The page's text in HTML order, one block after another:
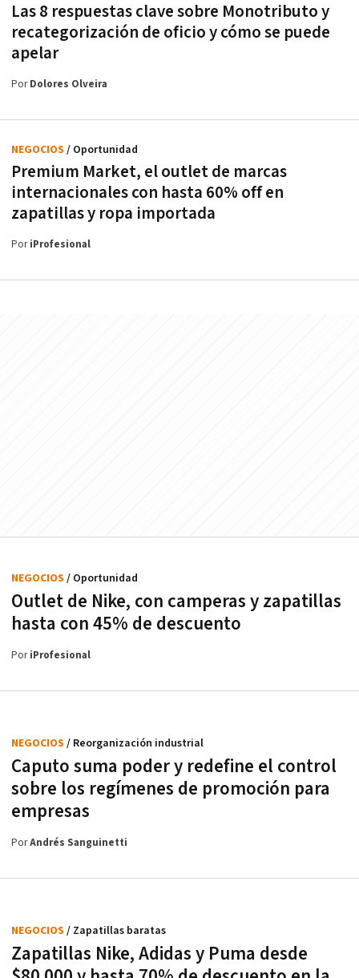
Las 8 respuestas clave sobre Monotributo y
recategorización de oficio y cómo se puede
apelar
PorDolores Olveira
Premium Market, el outlet de marcas
internacionales con hasta 60% off en
zapatillas y ropa importada
NEGOCIOS / Oportunidad
PoriProfesional
Outlet de Nike, con camperas y zapatillas
hasta con 45% de descuento
NEGOCIOS / Oportunidad
PoriProfesional
Caputo suma poder y redefine el control
sobre los regímenes de promoción para
empresas
NEGOCIOS / Reorganización industrial
PorAndrés Sanguinetti
Zapatillas Nike, Adidas y Puma desde
NEGOCIOS / Zapatillas baratas